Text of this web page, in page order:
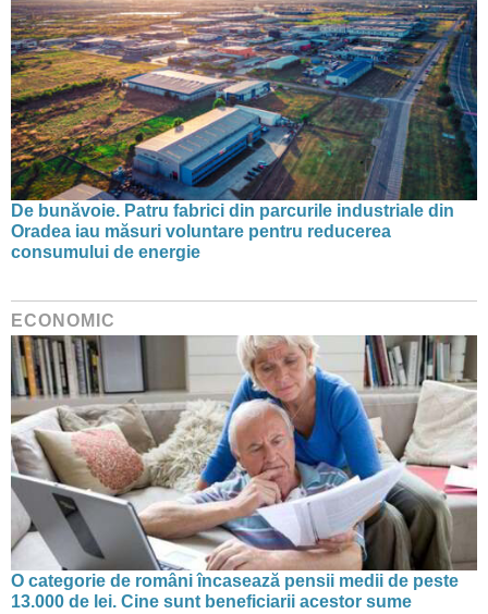
De bunăvoie. Patru fabrici din parcurile industriale din
Oradea iau măsuri voluntare pentru reducerea
consumului de energie
ECONOMIC
O categorie de români încasează pensii medii de peste
13.000 de lei. Cine sunt beneficiarii acestor sume